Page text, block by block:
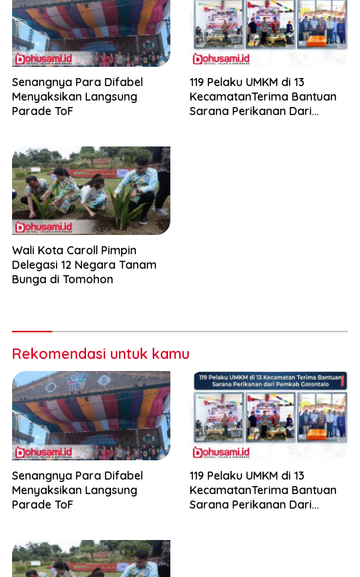
Senangnya Para Difabel
Menyaksikan Langsung
Parade ToF
119 Pelaku UMKM di 13
KecamatanTerima Bantuan
Sarana Perikanan Dari
Wali Kota Caroll Pimpin
Delegasi 12 Negara Tanam
Bunga di Tomohon
Rekomendasi untuk kamu
Senangnya Para Difabel
Menyaksikan Langsung
Parade ToF
119 Pelaku UMKM di 13
KecamatanTerima Bantuan
Sarana Perikanan Dari